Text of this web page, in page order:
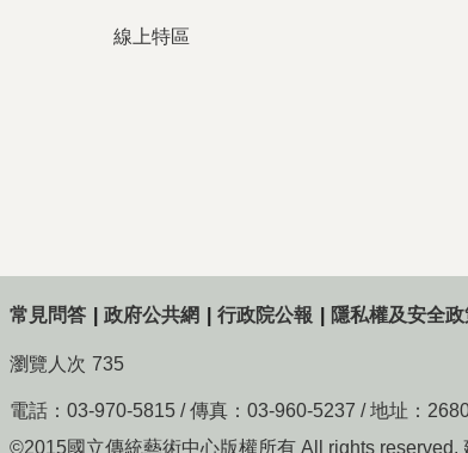
線上特區
常見問答 政府公共網 行政院公報 隱私權及安全
瀏覽人次 735
電話：03-970-5815 / 傳真：03-960-5237 / 地址：
©2015國立傳統藝術中心版權所有 All rights reserved.